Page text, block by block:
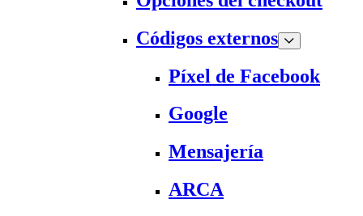
Códigos externos
Píxel de Facebook
Google
Mensajería
ARCA